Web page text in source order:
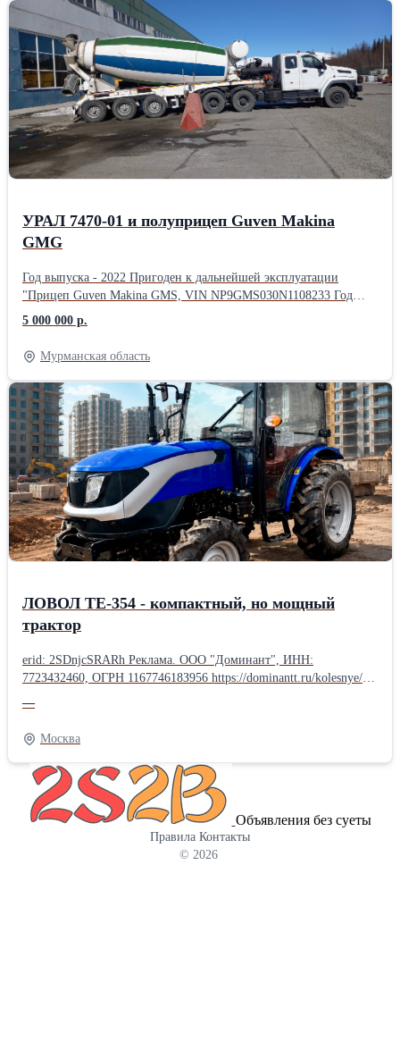
УРАЛ 7470-01 и полуприцеп Guven Makina
GMG
Год выпуска - 2022 Пригоден к дальнейшей эксплуатации
"Прицеп Guven Makina GMS, VIN NP9GMS030N1108233 Год
выпуска - 2022 грузоподъемность - 30500 кг. Объем
смесительного барабана 16 м3. Требуется ремонт рамы,
электропроводки. "
5 000 000 р.
Мурманская область
ЛОВОЛ TE-354 - компактный, но мощный
трактор
erid: 2SDnjcSRARh Реклама. ООО "Доминант", ИНН:
772З4З2460, ОГРН 116774618З956 https://dominantt.ru/kolesnye/?
мощный трактор! Нужна надёжная и универсальная техника для
фермы, хозяйства или коммунальных работ? ЛОВОЛ TE-354 -
отличный выбор! Компактные размеры + полный привод 4×4
позволяют работать на небольших участках, в садах, теплицах и
на сложном грунте. Основные преимущества: ✔ Полный привод
4×4 ✔ Экономичный дизельный двигатель ✔ Гидроусилитель
руля ✔ Двухскоростной ВОМ (540/1000) ✔ Трёхточечная навеска
✔ Регулируемая колея Легко агрегатируется с плугом, фрезой,
косилкой, прицепом, фронтальным погрузчиком и другим
—
Москва
Объявления без суеты
Правила Контакты
© 2026